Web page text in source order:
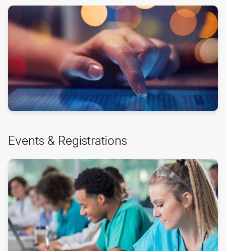
Events
Registrations
Events & Registrations